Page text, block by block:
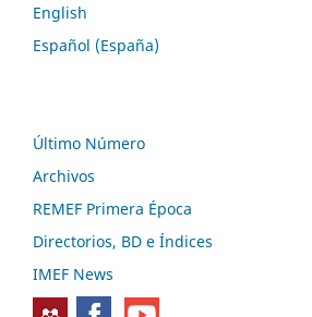
English
Español (España)
Último Número
Archivos
REMEF Primera Época
Directorios, BD e Índices
IMEF News